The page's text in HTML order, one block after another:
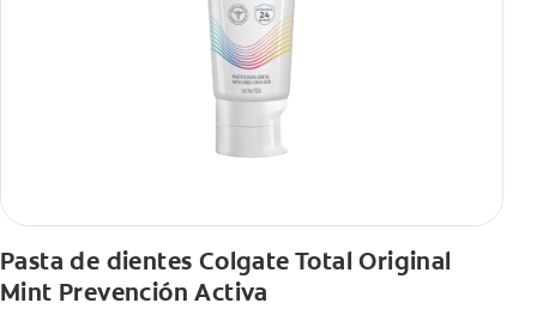
Pasta de dientes Colgate Total Original
Mint Prevención Activa